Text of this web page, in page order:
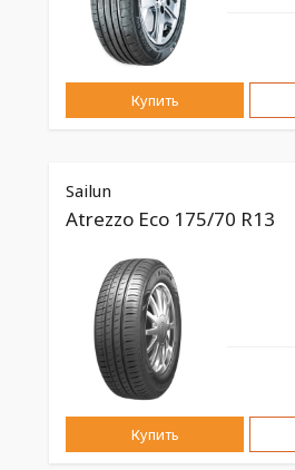
Купить
Sailun
Atrezzo Eco 175/70 R13
Купить